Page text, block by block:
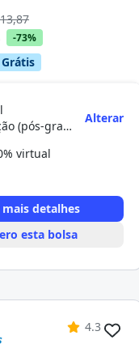
-73%
Grátis
Especialização (pós-graduação)
Alterar
virtual
mais detalhes
esta bolsa
4.3